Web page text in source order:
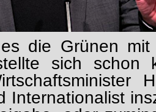
die Grünen mit
sich schon
Internationalist